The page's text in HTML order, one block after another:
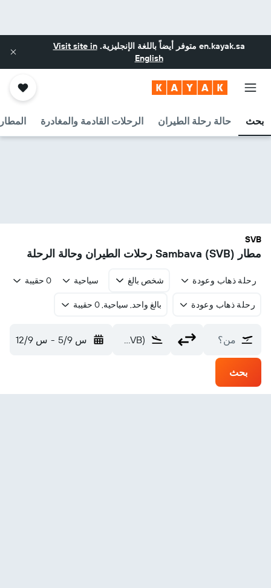
en.kayak.sa متوفر أيضاً باللغة الإنجليزية.Visit site in
English
بحث حالة رحلة الطيران الرحلات القادمة والمغادرة
SVB
مطار Sambava (SVB) رحلات الطيران وحالة الرحلة
رحلة ذهاب وعودة شخص بالغ سياحية 0 حقيبة
رحلة ذهاب وعودة بالغ واحد, سياحية, 0 حقيبة
من؟ Sambava (SVB) س 5/9 - س 12/9
بحث